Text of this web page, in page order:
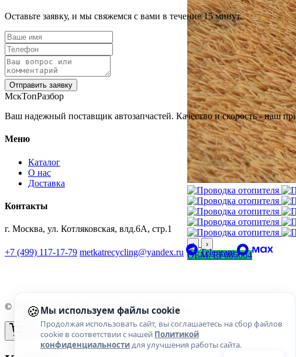
‹ ›
OEM: EF085004
Оставьте заявку, и мы свяжемся с вами в течение 15 минут.
Отправить заявку
МскТопРазбор
Ваш надежный поставщик автозапчастей. Качество и скорость - наш
Меню
Каталог
О нас
Доставка
Контакты
г. Москва, ул. Котляковская, влд.6А, стр.1
+7 (499) 117-17-79 metkatrecycling@yandex.ru Telegram
© 2026 МскТопРазбор. Все права защищены.
🍪 Мы используем файлы cookie
Продолжая использовать сайт, вы соглашаетесь на сбор файлов
cookie в соответствии с нашей Политикой
конфиденциальностидля улучшения работы сайта.